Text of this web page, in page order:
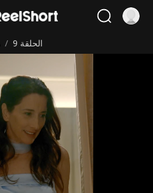
/ الحلقة 9